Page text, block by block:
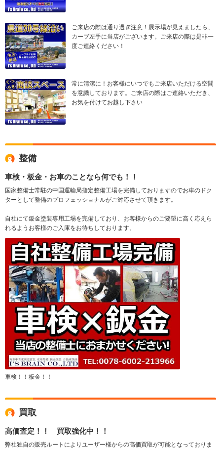
ご来店の際は通り過ぎ注意！展示場が見えましたら、
カーブ左手に当店がございます。ご来店の際は是非一
度ご連絡ください！
常に清潔に！お客様にいつでもご来店いただける空間
を意識しております。ご来店の際はご連絡いただき、
お気を付けてお越し下さい
整備
車検・板金・お車のことなら何でも！！
国家整備士常駐の中国運輸局指定整備工場を完備しておりますのでお車のドク
ターとして整備のプロフェッショナルがご対応させて頂きます。
自社にて鈑金塗装専用工場を完備しており、お客様からのご要望に高く応えら
れるようお客様のご入庫をお待ちしております。
車検！！板金！！
買取
高価査定！！ 買取強化中！！
弊社独自の販売ルートによりユーザー様からの高価買取が可能となっておりま